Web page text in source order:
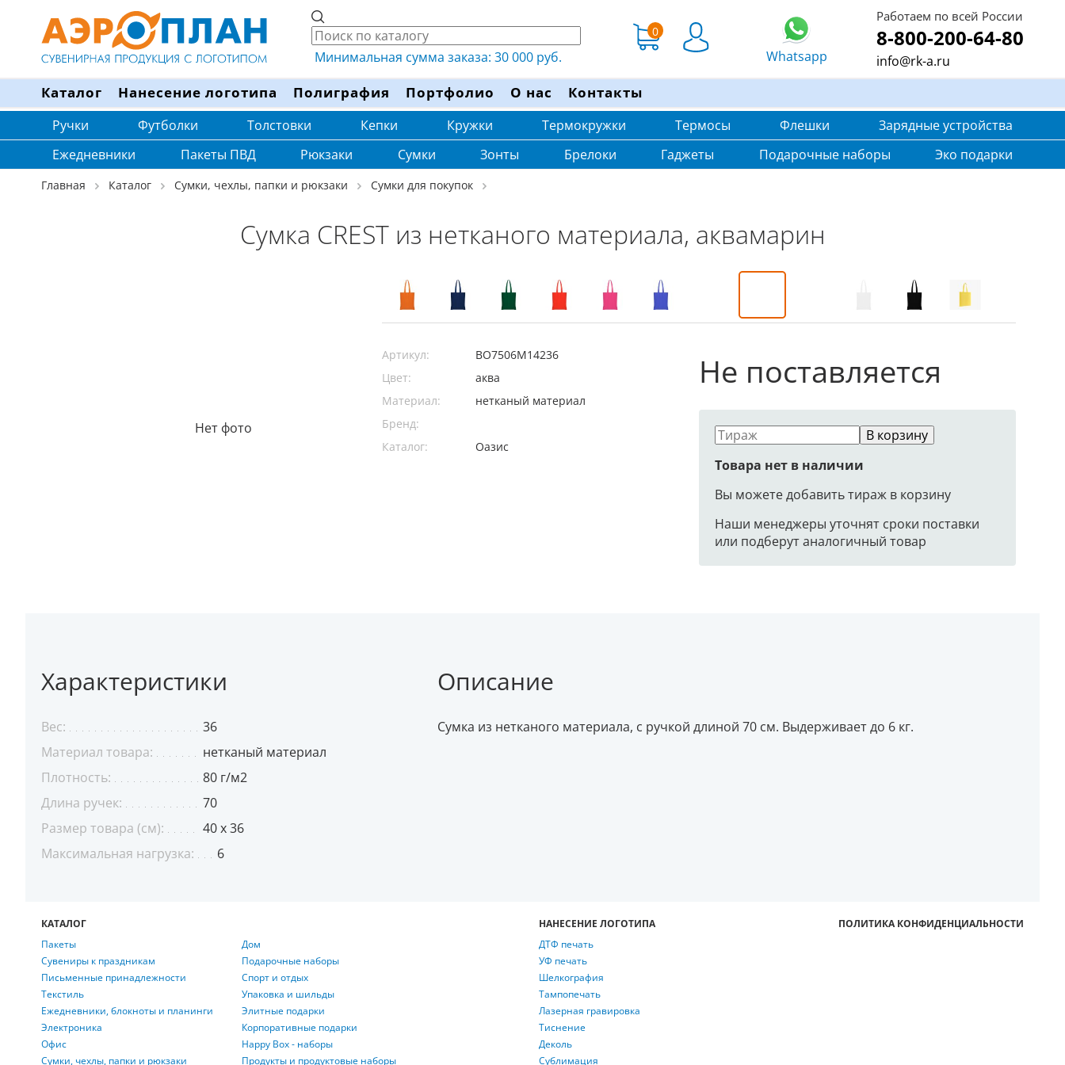
Минимальная сумма заказа: 30 000 руб.
0
Whatsapp
Работаем по всей России
8-800-200-64-80
info@rk-a.ru
Каталог Нанесение логотипа Полиграфия Портфолио О нас Контакты
Ручки Футболки Толстовки Кепки Кружки Термокружки Термосы Флешки
Зарядные устройства
Ежедневники
Пакеты ПВД Рюкзаки Сумки Зонты Брелоки Гаджеты Подарочные наборы Эко подарки
Главная Каталог Сумки, чехлы, папки и рюкзаки Сумки для покупок
Сумка CREST из нетканого материала, аквамарин
Нет фото
Не поставляется
В корзину
Товара нет в наличии
Вы можете добавить тираж в корзину
Наши менеджеры уточнят сроки поставки
или подберут аналогичный товар
Артикул:
BO7506M14236
Цвет:
аква
Материал:
нетканый материал
Бренд:
Каталог:
Оазис
Описание
Сумка из нетканого материала, с ручкой длиной 70 см. Выдерживает до 6 кг.
Характеристики
Вес:
36
Материал товара:
нетканый материал
Плотность:
80 г/м2
Длина ручек:
70
Размер товара (см):
40 x 36
Максимальная нагрузка:
6
КАТАЛОГ
Пакеты
Сувениры к праздникам
Письменные принадлежности
Текстиль
Ежедневники, блокноты и планинги
Электроника
Офис
Сумки, чехлы, папки и рюкзаки
Дом
Подарочные наборы
Спорт и отдых
Упаковка и шильды
Элитные подарки
Корпоративные подарки
Happy Box - наборы
Продукты и продуктовые наборы
НАНЕСЕНИЕ ЛОГОТИПА
ДТФ печать
УФ печать
Шелкография
Тампопечать
Лазерная гравировка
Тиснение
Деколь
Сублимация
ПОЛИТИКА КОНФИДЕНЦИАЛЬНОСТИ